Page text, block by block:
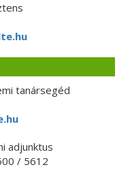
tanársegéd
adjunktus
/ 5612